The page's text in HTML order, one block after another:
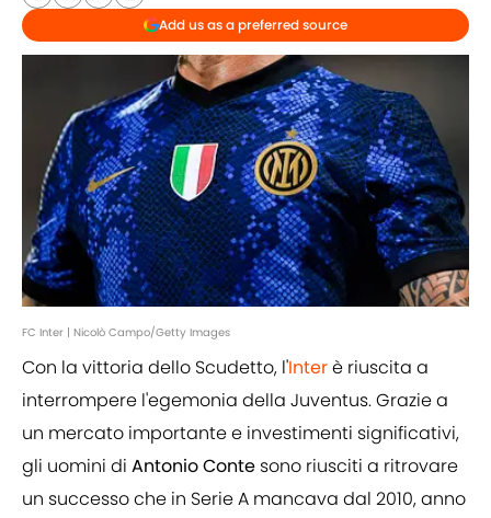
Add us as a preferred source
FC Inter | Nicolò Campo/Getty Images
Con la vittoria dello Scudetto, l'Interè riuscita a
interrompere l'egemonia della Juventus. Grazie a
un mercato importante e investimenti significativi,
gli uomini di Antonio Conte sono riusciti a ritrovare
un successo che in Serie A mancava dal 2010, anno